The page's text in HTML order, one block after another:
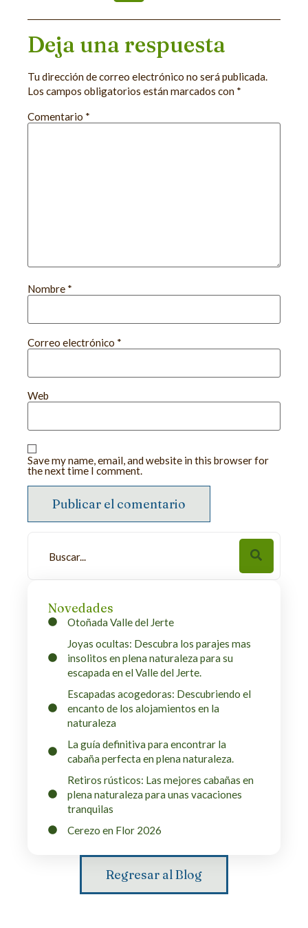
Deja una respuesta
Tu dirección de correo electrónico no será publicada.
Los campos obligatorios están marcados con *
Comentario *
Nombre *
Correo electrónico *
Web
Save my name, email, and website in this browser for
the next time I comment.
Novedades
Otoñada Valle del Jerte
Joyas ocultas: Descubra los parajes mas
insolitos en plena naturaleza para su
escapada en el Valle del Jerte.
Escapadas acogedoras: Descubriendo el
encanto de los alojamientos en la
naturaleza
La guía definitiva para encontrar la
cabaña perfecta en plena naturaleza.
Retiros rústicos: Las mejores cabañas en
plena naturaleza para unas vacaciones
tranquilas
Cerezo en Flor 2026
Regresar al Blog